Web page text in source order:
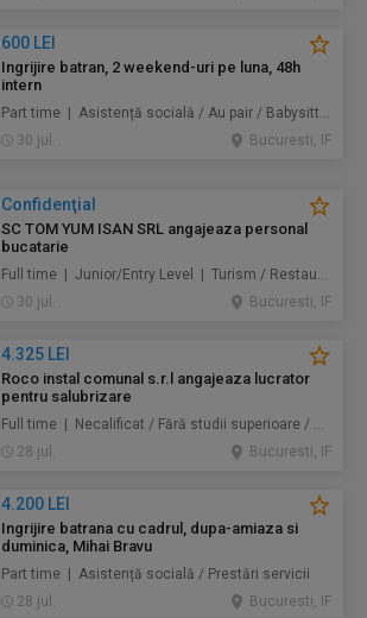
600 LEI
Ingrijire batran, 2 weekend-uri pe luna, 48h
intern
Part time | Asistență socială / Au pair / Babysitter / Curăţenie / Prestări servicii
30 jul.
Bucuresti, IF
Confidenţial
SC TOM YUM ISAN SRL angajeaza personal
bucatarie
Full time | Junior/Entry Level | Turism / Restaurante / Hoteluri
30 jul.
Bucuresti, IF
4.325 LEI
Roco instal comunal s.r.l angajeaza lucrator
pentru salubrizare
Full time | Necalificat / Fără studii superioare / Junior/Entry Level | Protecţia mediului / Prestări servicii
28 jul.
Bucuresti, IF
4.200 LEI
Ingrijire batrana cu cadrul, dupa-amiaza si
duminica, Mihai Bravu
Part time | Asistență socială / Prestări servicii
28 jul.
Bucuresti, IF